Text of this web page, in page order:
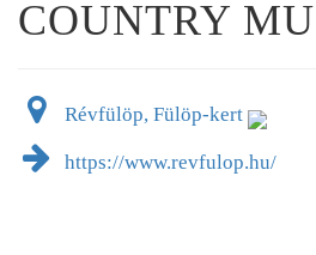
COUNTRY
Révfülöp, Fülöp-kert
https://www.revfulop.hu/